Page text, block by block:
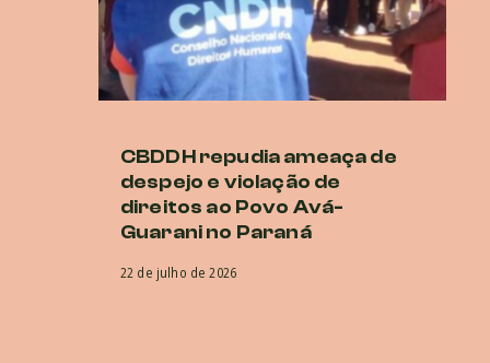
CBDDH repudia ameaça de
despejo e violação de
direitos ao Povo Avá-
Guarani no Paraná
22 de julho de 2026